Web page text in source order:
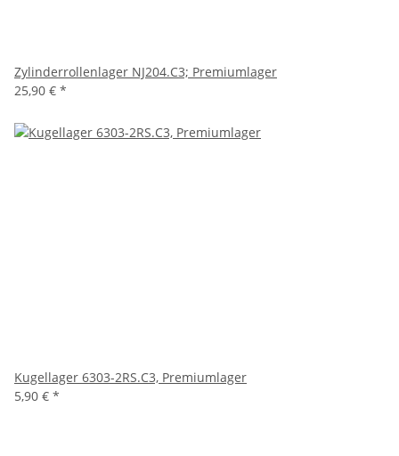
Zylinderrollenlager NJ204.C3; Premiumlager
25,90 € *
Kugellager 6303-2RS.C3, Premiumlager
5,90 € *